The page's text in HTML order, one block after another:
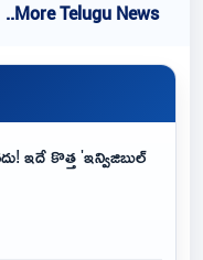
..More Telugu News
ఇదే కొత్త 'ఇన్విజిబుల్